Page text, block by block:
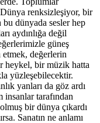
renksizleşiyor, bir
dünyada sesler hep
aydınlığa değil
güneş
etmek, değerlerin
heykel, bir müzik hatta
yüzleşebilecektir.
yanları da göz ardı
tarafından
bir dünya çıkardı
Sanatın ne anlamı